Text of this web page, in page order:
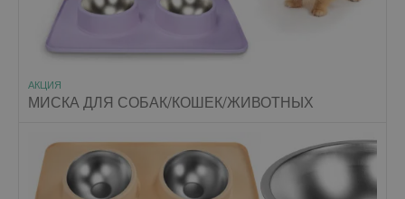
АКЦИЯ
МИСКА ДЛЯ СОБАК/КОШЕК/ЖИВОТНЫХ